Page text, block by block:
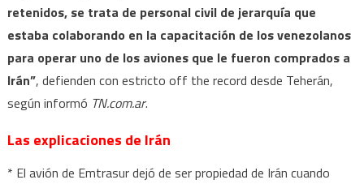
retenidos, se trata de personal civil de jerarquía que
estaba colaborando en la capacitación de los venezolanos
para operar uno de los aviones que le fueron comprados a
Irán”, defienden con estricto off the record desde Teherán,
según informó TN.com.ar.
Las explicaciones de Irán
* El avión de Emtrasur dejó de ser propiedad de Irán cuando